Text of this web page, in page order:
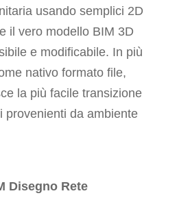
usando semplici 2D
il vero modello BIM 3D
e modificabile. In più
nativo formato file,
la più facile transizione
provenienti da ambiente
Disegno Rete